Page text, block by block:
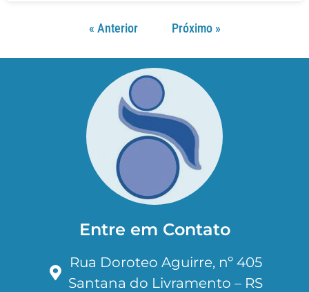
« Anterior Próximo »
Entre em Contato
Rua Doroteo Aguirre, nº 405
Santana do Livramento – RS